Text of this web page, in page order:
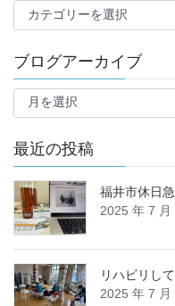
ロ
カ
テ
リ
ー
ブログアーカイブ
ブ
ア
ー
カ
イ
ブ
最近の投稿
福井市休日
2025 年 7 月
リハビリし
2025 年 7 月